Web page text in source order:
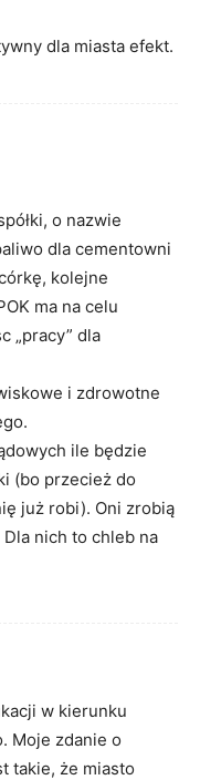
dla miasta efekt.
o nazwie
dla cementowni
kolejne
ma na celu
„pracy” dla
i zdrowotne
ile będzie
(bo przecież do
już robi). Oni zrobią
Dla nich to chleb na
w kierunku
Moje zdanie o
takie, że miasto